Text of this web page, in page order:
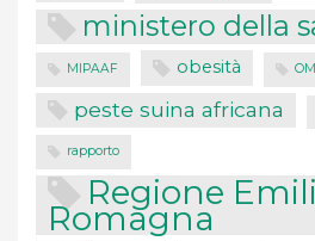
ministero della
MIPAAF obesità
peste suina africana
rapporto
Regione
Romagna